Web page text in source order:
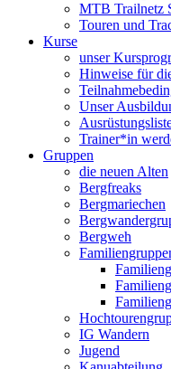
MTB Trailnetz
Touren und
Kurse
unser
Hinweise für
Unser
Trainer*in
Gruppen
die neuen Alten
Bergfreaks
Bergmariechen
Bergweh
IG Wandern
Jugend